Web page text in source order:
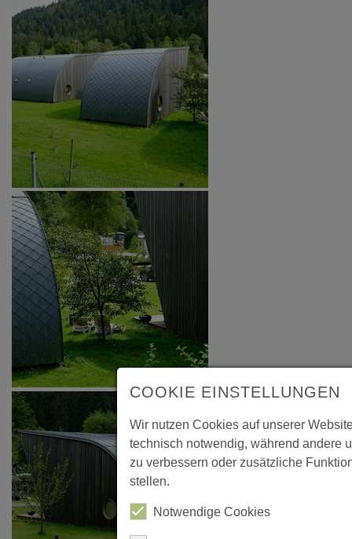
COOKIE EINSTELLUNGEN
Wir nutzen Cookies auf unserer
technisch notwendig, während andere
zu verbessern oder zusätzliche
stellen.
Notwendige Cookies